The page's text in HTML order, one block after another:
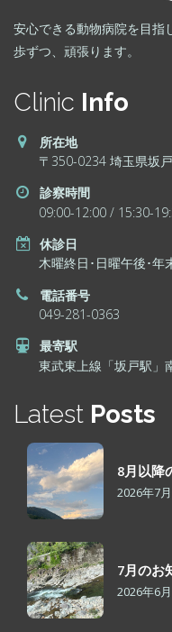
安心できる動物病院を目指
歩ずつ、頑張ります。
Clinic Info
所在地
〒350-0234 埼玉県坂
診察時間
09:00-12:00 / 15:30-
休診日
木曜終日･日曜午後･年
電話番号
049-281-0363
最寄駅
東武東上線「坂戸駅」
Latest Posts
8月以降
2026年7
7月のお
2026年6